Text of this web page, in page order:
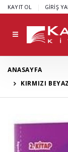
KAYIT OL GİRİŞ
ANASAYFA
KIRMIZI